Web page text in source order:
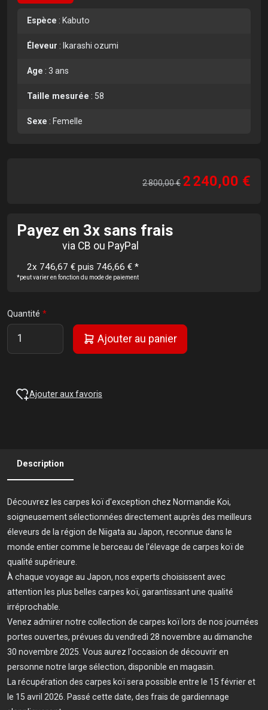
Espèce : Kabuto
Éleveur : Ikarashi ozumi
Age : 3 ans
Taille mesurée : 58
Sexe : Femelle
2 800,00 € 2 240,00 €
Payez en 3x sans frais
via CB ou PayPal
2x 746,67 € puis 746,66 € *
*peut varier en fonction du mode de paiement
Quantité
Ajouter au panier
Ajouter aux favoris
Description
Découvrez les carpes koï d'exception chez Normandie Koi,
soigneusement sélectionnées directement auprès des meilleurs
éleveurs de la région de Niigata au Japon, reconnue dans le
monde entier comme le berceau de l'élevage de carpes koï de
qualité supérieure.
À chaque voyage au Japon, nos experts choisissent avec
attention les plus belles carpes koï, garantissant une qualité
irréprochable.
Venez admirer notre collection de carpes koï lors de nos journées
portes ouvertes, prévues du vendredi 28 novembre au dimanche
30 novembre 2025. Vous aurez l'occasion de découvrir en
personne notre large sélection, disponible en magasin.
La récupération des carpes koï sera possible entre le 15 février et
le 15 avril 2026. Passé cette date, des frais de gardiennage